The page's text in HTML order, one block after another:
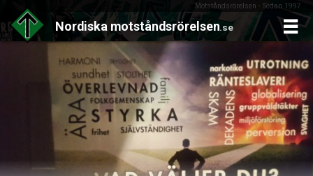
Motståndsrörelsen - Sedan 1997
Nordiska motståndsrörelsen.se
Skip
to
content